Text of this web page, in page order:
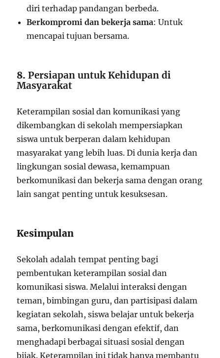
diri terhadap pandangan berbeda.
Berkompromi dan bekerja sama: Untuk
mencapai tujuan bersama.
8.Persiapan untuk Kehidupan di
Masyarakat
Keterampilan sosial dan komunikasi yang
dikembangkan di sekolah mempersiapkan
siswa untuk berperan dalam kehidupan
masyarakat yang lebih luas. Di dunia kerja dan
lingkungan sosial dewasa, kemampuan
berkomunikasi dan bekerja sama dengan orang
lain sangat penting untuk kesuksesan.
Kesimpulan
Sekolah adalah tempat penting bagi
pembentukan keterampilan sosial dan
komunikasi siswa. Melalui interaksi dengan
teman, bimbingan guru, dan partisipasi dalam
kegiatan sekolah, siswa belajar untuk bekerja
sama, berkomunikasi dengan efektif, dan
menghadapi berbagai situasi sosial dengan
bijak. Keterampilan ini tidak hanya membantu